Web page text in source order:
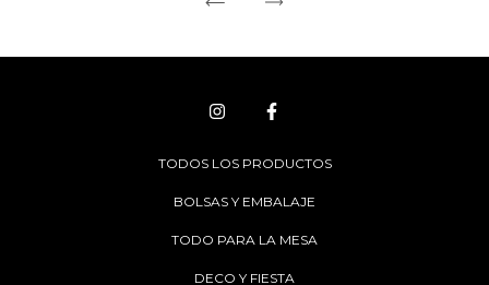
TODOS LOS PRODUCTOS
BOLSAS Y EMBALAJE
TODO PARA LA MESA
DECO Y FIESTA